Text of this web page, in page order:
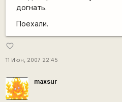
догнать.
Поехали.
favorite_border
11 Июн, 2007 22:45
maxsur